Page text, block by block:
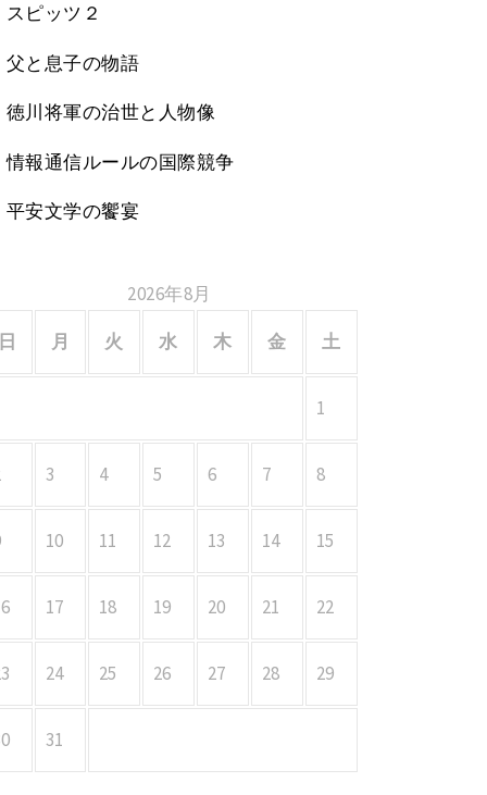
スピッツ２
父と息子の物語
徳川将軍の治世と人物像
情報通信ルールの国際競争
平安文学の饗宴
2026年8月
月 火 水 木 金 土
1
3 4 5 6 7 8
10 11 12 13 14 15
17 18 19 20 21 22
24 25 26 27 28 29
31